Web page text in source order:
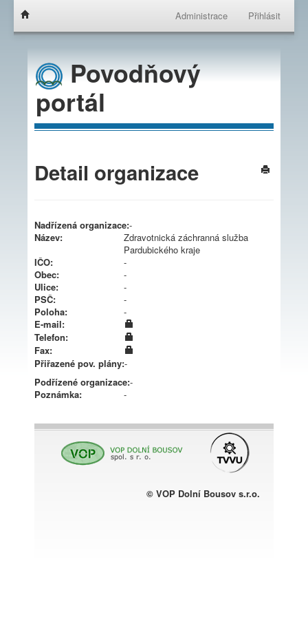
Administrace Přihlásit
Povodňový
portál
Detail organizace
Nadřízená organizace:-
Název:
Zdravotnická záchranná služba
Pardubického kraje
IČO:
-
Obec:
-
Ulice:
-
PSČ:
-
Poloha:
-
E-mail:
Telefon:
Fax:
Přiřazené pov. plány:-
Podřízené organizace:-
Poznámka:
-
© VOP Dolní Bousov s.r.o.